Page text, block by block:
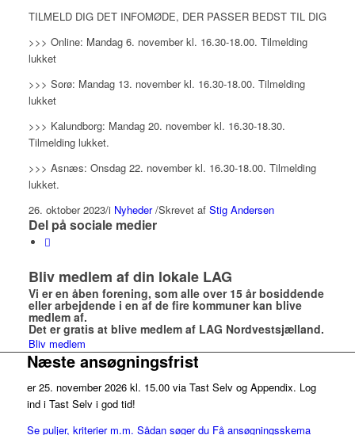
TILMELD DIG DET INFOMØDE, DER PASSER BEDST TIL DIG
>>> Online: Mandag 6. november kl. 16.30-18.00. Tilmelding
lukket
>>> Sorø: Mandag 13. november kl. 16.30-18.00. Tilmelding
lukket
>>> Kalundborg: Mandag 20. november kl. 16.30-18.30.
Tilmelding lukket.
>>> Asnæs: Onsdag 22. november kl. 16.30-18.00. Tilmelding
lukket.
26. oktober 2023/i Nyheder /Skrevet af Stig Andersen
Del på sociale medier
Bliv medlem af din lokale LAG
Vi er en åben forening, som alle over 15 år bosiddende
eller arbejdende i en af de fire kommuner kan blive
medlem af.
Det er gratis at blive medlem af LAG Nordvestsjælland.
Bliv medlem
Næste ansøgningsfrist
er 25. november 2026 kl. 15.00 via Tast Selv og Appendix. Log
ind i Tast Selv i god tid!
Se puljer, kriterier m.m. Sådan søger du Få ansøgningsskema